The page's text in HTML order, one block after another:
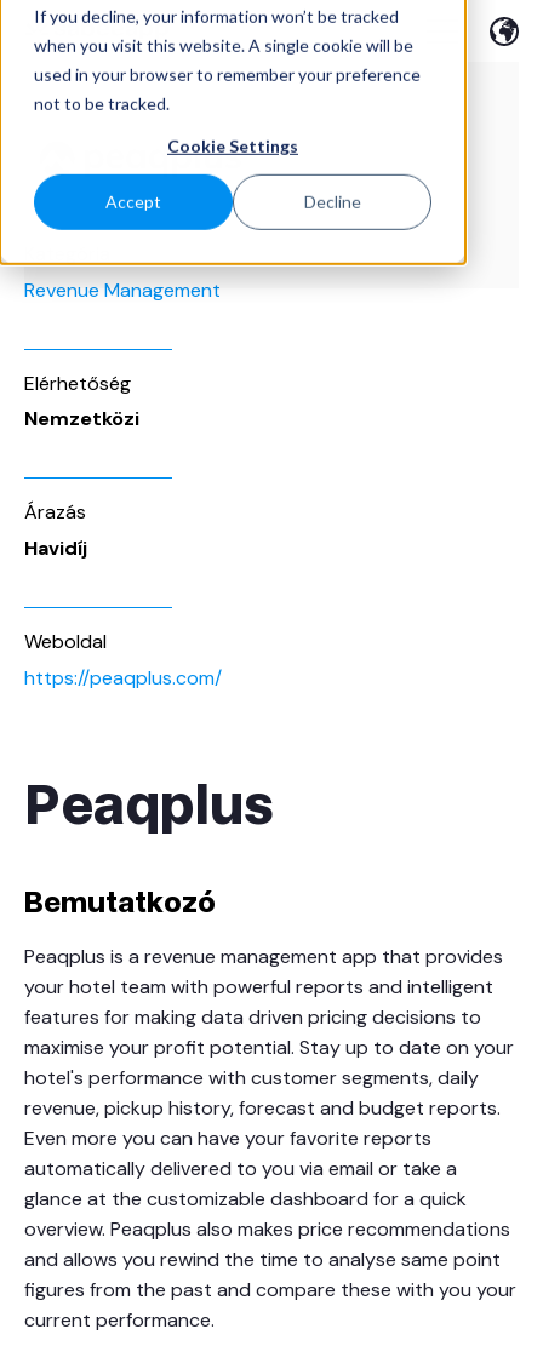
If you decline, your information won’t be tracked
when you visit this website. A single cookie will be
used in your browser to remember your preference
not to be tracked.
Cookie Settings
Accept Decline
Revenue Management
Elérhetőség
Nemzetközi
Árazás
Havidíj
Weboldal
https://peaqplus.com/
Peaqplus
Bemutatkozó
Peaqplus is a revenue management app that provides
your hotel team with powerful reports and intelligent
features for making data driven pricing decisions to
maximise your profit potential. Stay up to date on your
hotel's performance with customer segments, daily
revenue, pickup history, forecast and budget reports.
Even more you can have your favorite reports
automatically delivered to you via email or take a
glance at the customizable dashboard for a quick
overview. Peaqplus also makes price recommendations
and allows you rewind the time to analyse same point
figures from the past and compare these with you your
current performance.